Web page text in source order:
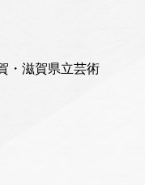
・滋賀県立芸術